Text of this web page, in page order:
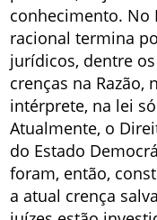
conhecimento. No
racional termina
jurídicos, dentre
crenças na Razão,
intérprete, na lei
Atualmente, o
do Estado
foram, então,
a atual crença